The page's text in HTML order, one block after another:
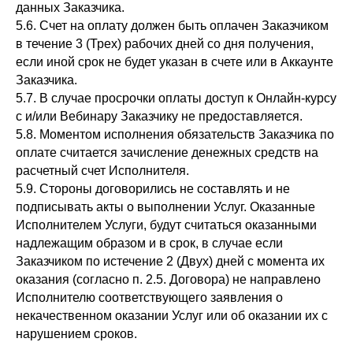
данных Заказчика.
5.6. Счет на оплату должен быть оплачен Заказчиком
в течение 3 (Трех) рабочих дней со дня получения,
если иной срок не будет указан в счете или в Аккаунте
Заказчика.
5.7. В случае просрочки оплаты доступ к Онлайн-курсу
с и/или Вебинару Заказчику не предоставляется.
5.8. Моментом исполнения обязательств Заказчика по
оплате считается зачисление денежных средств на
расчетный счет Исполнителя.
5.9. Стороны договорились не составлять и не
подписывать акты о выполнении Услуг. Оказанные
Исполнителем Услуги, будут считаться оказанными
надлежащим образом и в срок, в случае если
Заказчиком по истечение 2 (Двух) дней с момента их
оказания (согласно п. 2.5. Договора) не направлено
Исполнителю соответствующего заявления о
некачественном оказании Услуг или об оказании их с
нарушением сроков.